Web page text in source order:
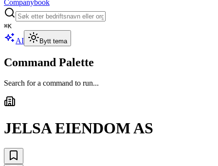
Companybook
⌘K
AI Bytt tema
Command Palette
Search for a command to run...
JELSA EIENDOM AS